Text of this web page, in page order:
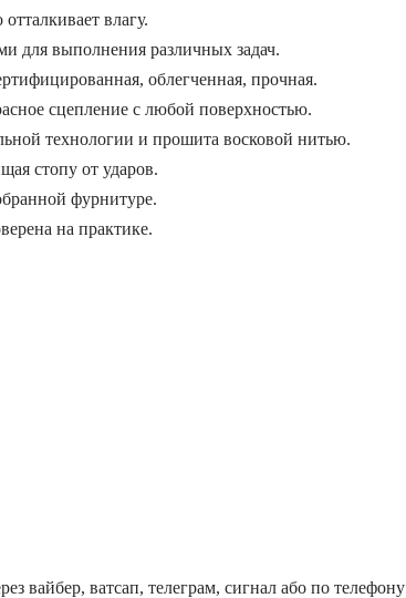
влагу.
для выполнения различных задач.
облегченная, прочная.
сцепление с любой поверхностью.
технологии и прошита восковой нитью.
стопу от ударов.
фурнитуре.
на практике.
вайбер, ватсап, телеграм, сигнал або по телефону